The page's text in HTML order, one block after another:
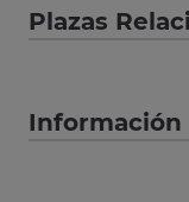
Plazas
Información